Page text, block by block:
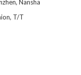
Nansha
T/T